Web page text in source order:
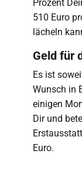
Prozent
510 Euro
lächeln
Geld für
Es ist
Wunsch in
einigen
Dir und
Euro.